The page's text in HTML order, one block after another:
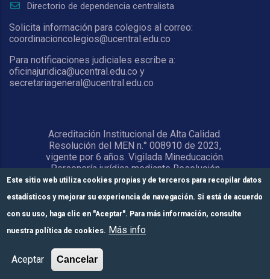
Directorio de dependencia centralista
Solicita información para colegios al correo:
coordinacioncolegios@ucentral.edu.co
Para notificaciones judiciales escribe a:
oficinajuridica@ucentral.edu.co y
secretariageneral@ucentral.edu.co
Acreditación Institucional de Alta Calidad.
Resolución del MEN n.° 008910 de 2023,
vigente por 6 años. Vigilada Mineducación.
Personería jurídica mediante Resolución
1876 del 5 de junio de 1967. Reconocida
como Universidad por el Ministerio de
Educación Nacional mediante Resolución
15818 del 31 de octubre de 1978.
© Universidad Central 2026
Formulario de
inscripción
Este sitio web utiliza cookies propias y de terceros para recopilar datos
estadísticos y mejorar su experiencia de navegación. Si está de acuerdo
con su uso, haga clic en "Aceptar". Para más información, consulte
nuestra política de cookies. Más info
Aceptar Cancelar